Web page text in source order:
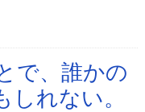
で、誰かの
れない。